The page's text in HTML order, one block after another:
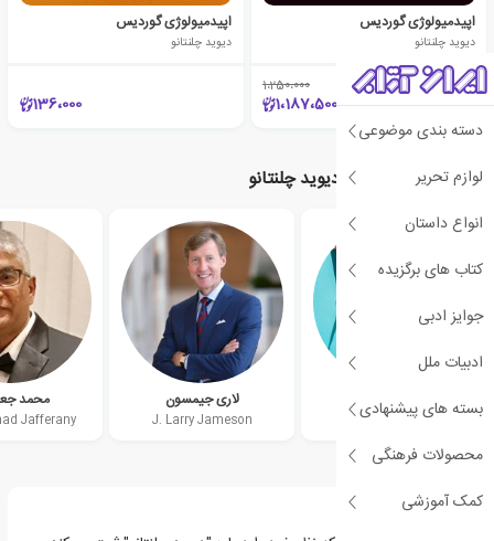
دسته بندی موضوعی
لوازم تحریر
انواع داستان
کتاب های برگزیده
جوایز ادبی
ادبیات ملل
بسته های پیشنهادی
محصولات فرهنگی
کمک آموزشی
اپیدمیولوژی گوردیس
دیوید چلنتانو
٪5 1،250،000
1،187،500
اپیدمیولوژی گوردیس
دیوید چلنتانو
136،000
نویسندگان مرتبط با دیوید چلنتانو
مجموعه ی مترجمان
group of translators
لاری جیمسون
J. Larry Jameson
محمد
Jafferany